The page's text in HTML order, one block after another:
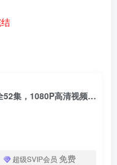
BBC动画情景喜剧《Nikhil Jay》全52集，1080P高清视频带英文字幕，百度云网盘下载！
超级SVIP会员 免费